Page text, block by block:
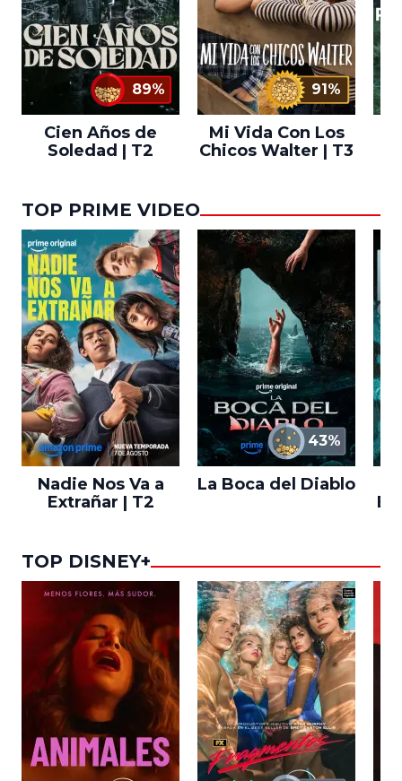
89%
Cien Años de
Soledad | T2
91%
Mi Vida Con Los
Chicos Walter | T3
TOP PRIME VIDEO
Nadie Nos Va a
Extrañar | T2
43%
La Boca del Diablo
TOP DISNEY+